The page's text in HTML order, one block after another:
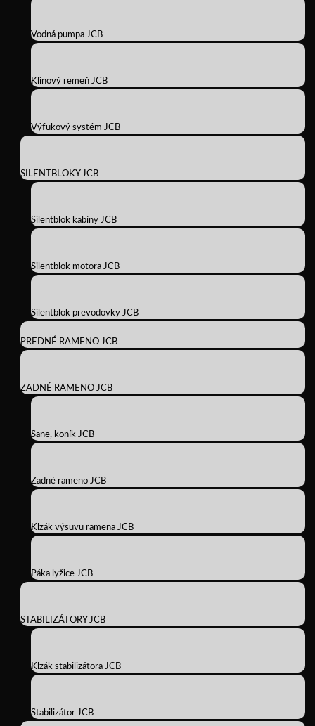
Vodná pumpa JCB
Klinový remeň JCB
Výfukový systém JCB
SILENTBLOKY JCB
Silentblok kabíny JCB
Silentblok motora JCB
Silentblok prevodovky JCB
PREDNÉ RAMENO JCB
ZADNÉ RAMENO JCB
Sane, koník JCB
Zadné rameno JCB
Klzák výsuvu ramena JCB
Páka lyžice JCB
STABILIZÁTORY JCB
Klzák stabilizátora JCB
Stabilizátor JCB